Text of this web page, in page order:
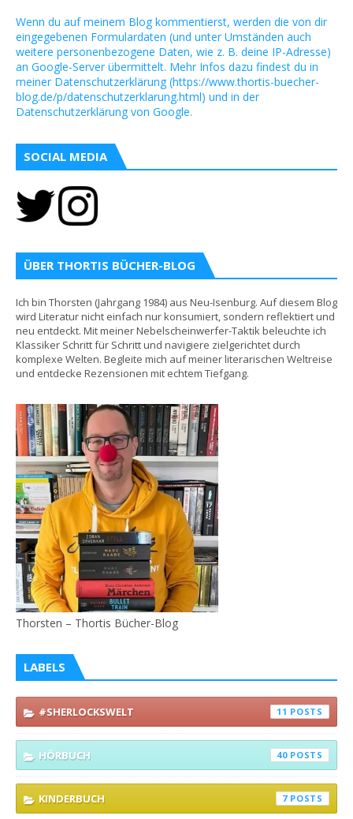
Wenn du auf meinem Blog kommentierst, werden die von dir
eingegebenen Formulardaten (und unter Umständen auch
weitere personenbezogene Daten, wie z. B. deine IP-Adresse)
an Google-Server übermittelt. Mehr Infos dazu findest du in
meiner Datenschutzerklärung (https://www.thortis-buecher-
blog.de/p/datenschutzerklarung.html) und in der
Datenschutzerklärung von Google.
SOCIAL MEDIA
ÜBER THORTIS BÜCHER-BLOG
Ich bin Thorsten (Jahrgang 1984) aus Neu-Isenburg. Auf diesem Blog
wird Literatur nicht einfach nur konsumiert, sondern reflektiert und
neu entdeckt. Mit meiner Nebelscheinwerfer-Taktik beleuchte ich
Klassiker Schritt für Schritt und navigiere zielgerichtet durch
komplexe Welten. Begleite mich auf meiner literarischen Weltreise
und entdecke Rezensionen mit echtem Tiefgang.
Thorsten – Thortis Bücher-Blog
LABELS
#SHERLOCKSWELT 11
HÖRBUCH 40
KINDERBUCH 7